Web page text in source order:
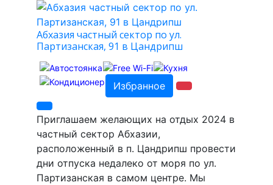
Абхазия частный сектор по ул.
Партизанская, 91 в Цандрипш
Избранное
Приглашаем желающих на отдых 2024 в
частный сектор Абхазии,
расположенный в п. Цандрипш провести
дни отпуска недалеко от моря по ул.
Партизанская в самом центре. Мы